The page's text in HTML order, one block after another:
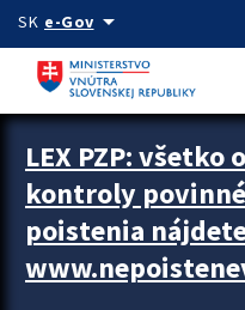
Preskocit na hlavný obsah
SK e-Govarrow_drop_down
Zastavit automatický posun
LEX PZP:
kontroly
poistenia